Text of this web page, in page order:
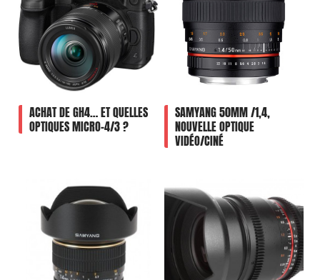
ACHAT DE GH4… ET QUELLES
OPTIQUES MICRO-4/3 ?
SAMYANG 50MM /1,4,
NOUVELLE OPTIQUE
VIDÉO/CINÉ